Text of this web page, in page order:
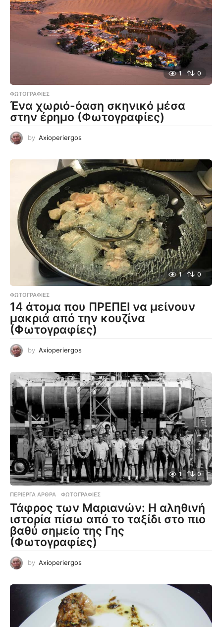
1 0
ΦΩΤΟΓΡΑΦΊΕΣ
Ένα χωριό-όαση σκηνικό μέσα
στην έρημο (Φωτογραφίες)
by Axioperiergos
1 0
ΦΩΤΟΓΡΑΦΊΕΣ
14 άτομα που ΠΡΕΠΕΙ να μείνουν
μακριά από την κουζίνα
(Φωτογραφίες)
by Axioperiergos
1 0
ΠΕΡΊΕΡΓΑ ΆΡΘΡΑ ,ΦΩΤΟΓΡΑΦΊΕΣ
Τάφρος των Μαριανών: Η αληθινή
ιστορία πίσω από το ταξίδι στο πιο
βαθύ σημείο της Γης
(Φωτογραφίες)
by Axioperiergos